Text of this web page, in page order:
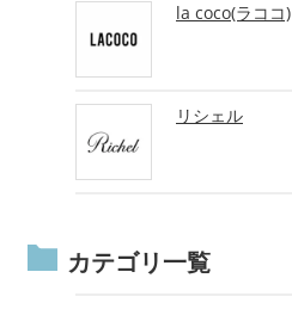
la coco(ラココ)
リシェル
カテゴリ一覧